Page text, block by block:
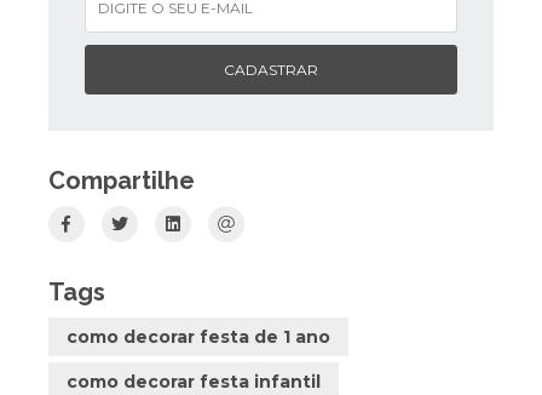
CADASTRAR
Compartilhe
Tags
como decorar festa de 1 ano
como decorar festa infantil